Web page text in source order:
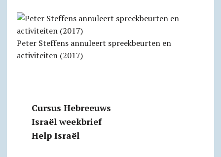
Peter Steffens annuleert spreekbeurten en
activiteiten (2017)
Cursus Hebreeuws
Israël weekbrief
Help Israël